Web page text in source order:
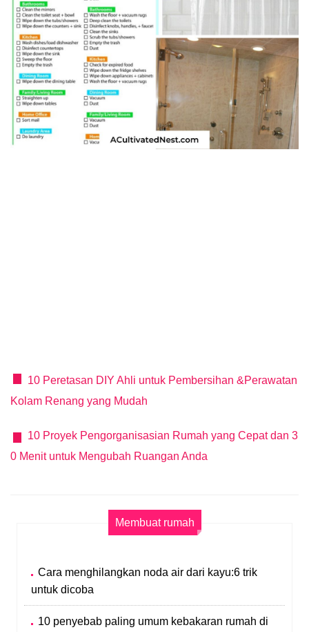
10 Peretasan DIY Ahli untuk Pembersihan &Perawatan
Kolam Renang yang Mudah
10 Proyek Pengorganisasian Rumah yang Cepat dan 3
0 Menit untuk Mengubah Ruangan Anda
Membuat rumah
Cara menghilangkan noda air dari kayu:6 trik
untuk dicoba
10 penyebab paling umum kebakaran rumah di